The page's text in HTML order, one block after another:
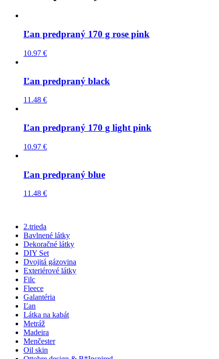
Ľan predpraný 170 g rose pink
10.97 €
Ľan predpraný black
11.48 €
Ľan predpraný 170 g light pink
10.97 €
Ľan predpraný blue
11.48 €
2.trieda
Bavlnené látky
Dekoračné látky
DIY Set
Dvojitá gázovina
Exteriérové látky
Filc
Fleece
Galantéria
Ľan
Látka na kabát
Metráž
Madeira
Menčester
Oil skin